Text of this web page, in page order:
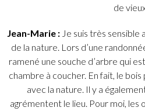
de
Jean-Marie : Je suis très
de la nature. Lors d’une
ramené une souche d’arbre qui
chambre à coucher. En fait, le
avec la nature. Il y a
agrémentent le lieu. Pour moi,